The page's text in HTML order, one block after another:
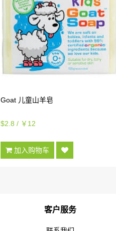
Goat 儿童山羊皂
$2.8 / ￥12
加入购物车
客户服务